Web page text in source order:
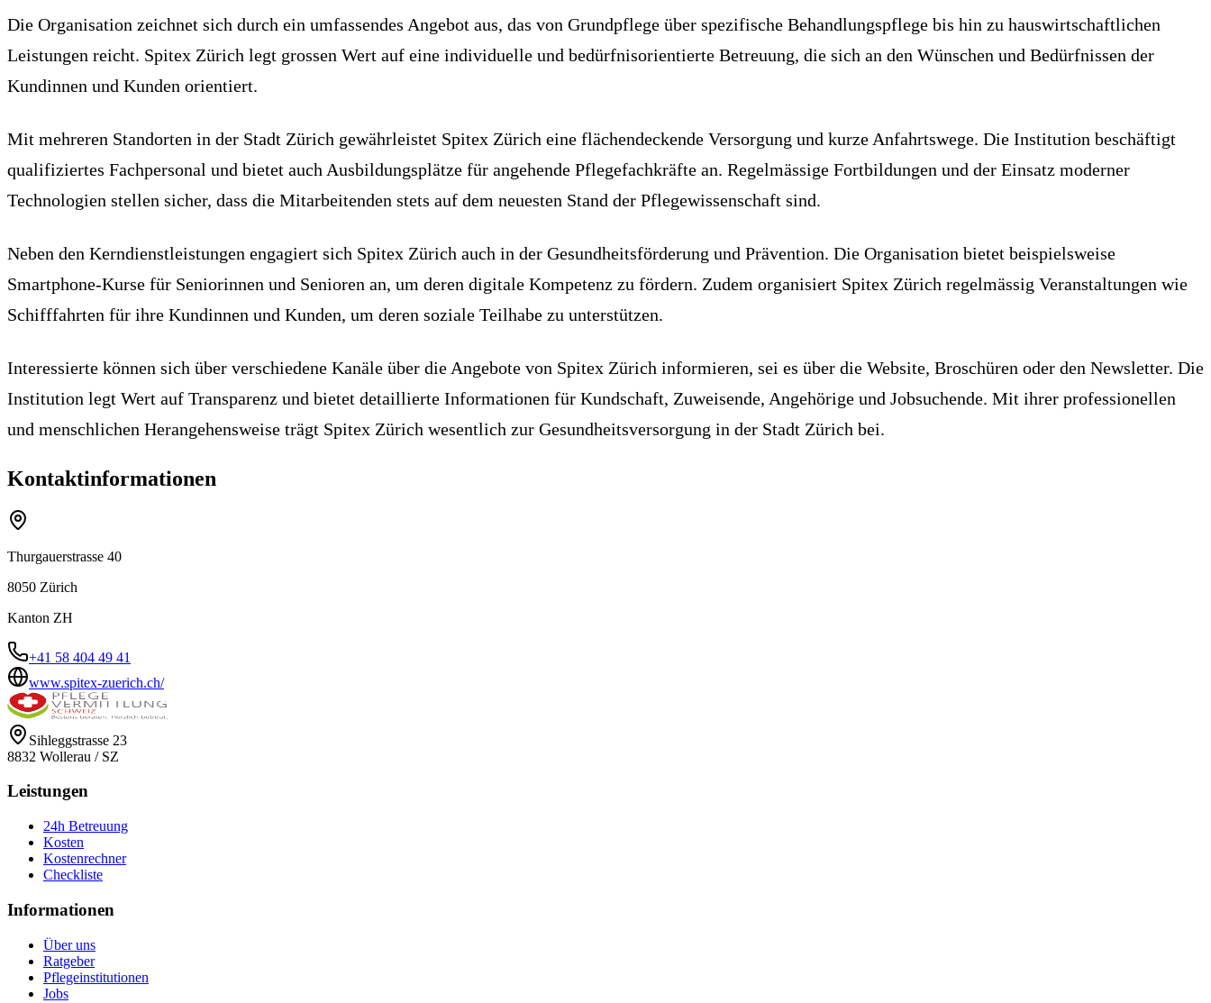
Die Organisation zeichnet sich durch ein umfassendes Angebot aus, das von Grundpflege über spezifische Behandlungspflege bis hin zu hauswirtschaftlichen
Leistungen reicht. Spitex Zürich legt grossen Wert auf eine individuelle und bedürfnisorientierte Betreuung, die sich an den Wünschen und Bedürfnissen der
Kundinnen und Kunden orientiert.
Mit mehreren Standorten in der Stadt Zürich gewährleistet Spitex Zürich eine flächendeckende Versorgung und kurze Anfahrtswege. Die Institution beschäftigt
qualifiziertes Fachpersonal und bietet auch Ausbildungsplätze für angehende Pflegefachkräfte an. Regelmässige Fortbildungen und der Einsatz moderner
Technologien stellen sicher, dass die Mitarbeitenden stets auf dem neuesten Stand der Pflegewissenschaft sind.
Neben den Kerndienstleistungen engagiert sich Spitex Zürich auch in der Gesundheitsförderung und Prävention. Die Organisation bietet beispielsweise
Smartphone-Kurse für Seniorinnen und Senioren an, um deren digitale Kompetenz zu fördern. Zudem organisiert Spitex Zürich regelmässig Veranstaltungen wie
Schifffahrten für ihre Kundinnen und Kunden, um deren soziale Teilhabe zu unterstützen.
Interessierte können sich über verschiedene Kanäle über die Angebote von Spitex Zürich informieren, sei es über die Website, Broschüren oder den Newsletter. Die
Institution legt Wert auf Transparenz und bietet detaillierte Informationen für Kundschaft, Zuweisende, Angehörige und Jobsuchende. Mit ihrer professionellen
und menschlichen Herangehensweise trägt Spitex Zürich wesentlich zur Gesundheitsversorgung in der Stadt Zürich bei.
Kontaktinformationen
Thurgauerstrasse 40
8050 Zürich
Kanton ZH
+41 58 404 49 41
www.spitex-zuerich.ch/
Sihleggstrasse 23
8832 Wollerau / SZ
Leistungen
24h Betreuung
Kosten
Kostenrechner
Checkliste
Informationen
Über uns
Ratgeber
Pflegeinstitutionen
Jobs